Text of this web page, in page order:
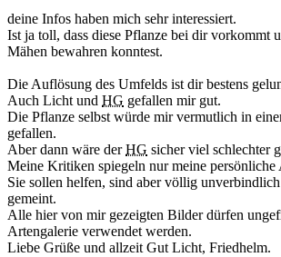
deine Infos haben mich sehr interessiert.
Ist ja toll, dass diese Pflanze bei dir vorkommt
Mähen bewahren konntest.
Die Auflösung des Umfelds ist dir bestens
Auch Licht und HG gefallen mir gut.
Die Pflanze selbst würde mir vermutlich in
gefallen.
Aber dann wäre derHG sicher viel schlechter
Meine Kritiken spiegeln nur meine persönliche
Sie sollen helfen, sind aber völlig
gemeint.
Alle hier von mir gezeigten Bilder dürfen
Artengalerie verwendet werden.
Liebe Grüße und allzeit Gut Licht, Friedhelm.